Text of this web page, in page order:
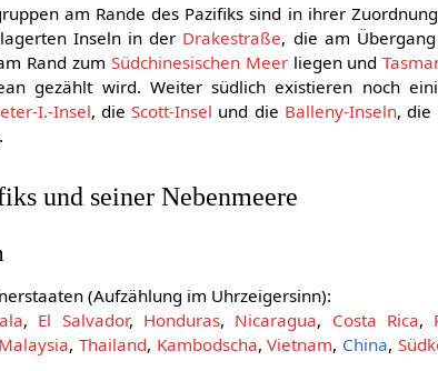
am Rande des Pazifiks sind in ihrer
Inseln in der Drakestraße, die am
Rand zum Südchinesischen Meerliegen und
gezählt wird. Weiter südlich existieren noch
I.-Insel, dieScott-Insel und die Balleny-Inseln, die
und seiner Nebenmeere
(Aufzählung im Uhrzeigersinn):
, El Salvador, Honduras, Nicaragua, Costa Rica,
Malaysia, Thailand, Kambodscha,Vietnam, China,